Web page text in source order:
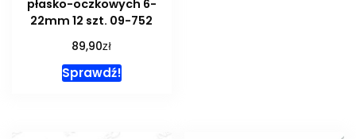
płasko-oczkowych 6-
22mm 12 szt. 09-752
89,90zł
Sprawdź!